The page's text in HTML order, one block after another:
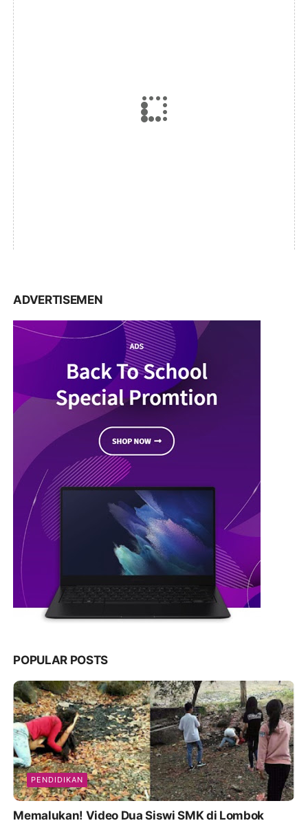
ADVERTISEMEN
POPULAR POSTS
PENDIDIKAN
Memalukan! Video Dua Siswi SMK di Lombok